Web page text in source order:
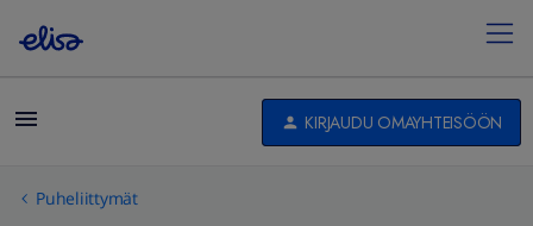
KIRJAUDU OMAYHTEISÖÖN
Puheliittymät